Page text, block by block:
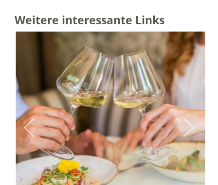
Weitere interessante Links